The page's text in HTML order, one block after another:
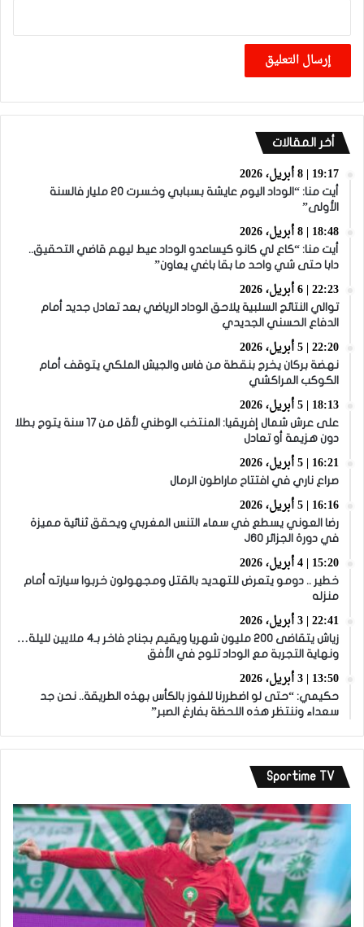
أخر المقالات
19:17 | 8 أبريل، 2026
أيت منا: “الوداد اليوم عايشة بسبابي وخسرت 20 مليار فالسنة
الأولى”
18:48 | 8 أبريل، 2026
أيت منا: “كاع لي كانو كيساعدو الوداد عيط ليهم قاضي التحقيق..
دابا حتى شي واحد ما بقا باغي يعاون”
22:23 | 6 أبريل، 2026
توالي النتائج السلبية يلاحق الوداد الرياضي بعد تعادل جديد أمام
الدفاع الحسني الجديدي
22:20 | 5 أبريل، 2026
نهضة بركان يخرج بنقطة من فاس والجيش الملكي يتوقف أمام
الكوكب المراكشي
18:13 | 5 أبريل، 2026
على عرش شمال إفريقيا: المنتخب الوطني لأقل من 17 سنة يتوج بطلا
دون هزيمة أو تعادل
16:21 | 5 أبريل، 2026
صراع ناري في افتتاح ماراطون الرمال
16:16 | 5 أبريل، 2026
رضا العوني يسطع في سماء التنس المغربي ويحقق ثنائية مميزة
في دورة الجزائر J60
15:20 | 4 أبريل، 2026
خطير .. دومو يتعرض للتهديد بالقتل ومجهولون خربوا سيارته أمام
منزله
22:41 | 3 أبريل، 2026
زياش يتقاضى 200 مليون شهريا ويقيم بجناح فاخر بـ4 ملايين لليلة…
ونهاية التجربة مع الوداد تلوح في الأفق
13:50 | 3 أبريل، 2026
حكيمي: “حتى لو اضطررنا للفوز بالكأس بهذه الطريقة.. نحن جد
سعداء وننتظر هذه اللحظة بفارغ الصبر”
Sportime TV